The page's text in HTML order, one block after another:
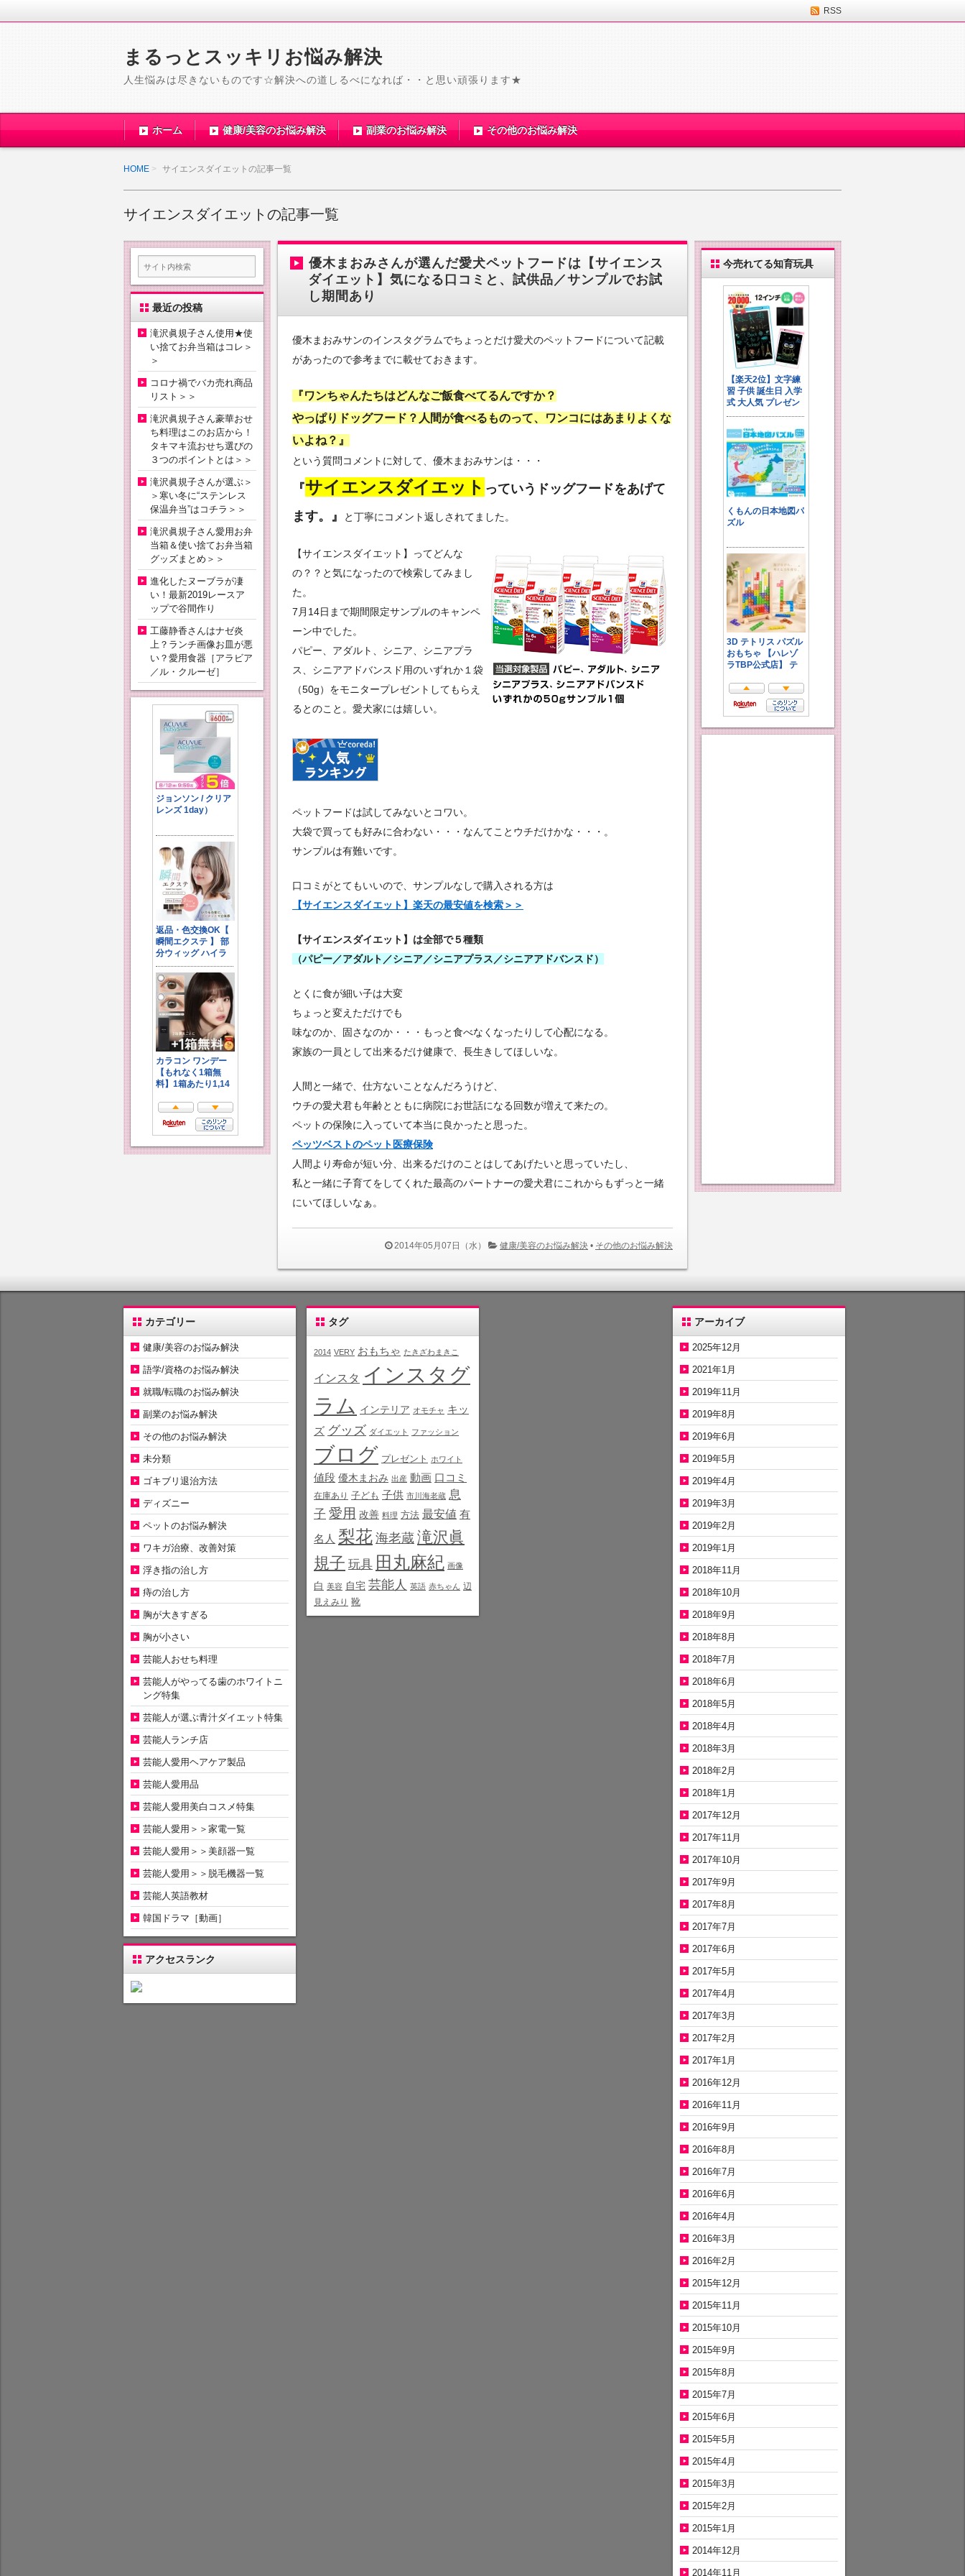
RSS
まるっとスッキリお悩み解決
人生悩みは尽きないものです☆解決への道しるべになれば・・と思い頑張ります★
ホーム 健康/美容のお悩み解決 副業のお悩み解決 その他のお悩み解決
HOME サイエンスダイエットの記事一覧
サイエンスダイエットの記事一覧
優木まおみさんが選んだ愛犬ペットフードは【サイエンス
ダイエット】気になる口コミと、試供品／サンプルでお試
し期間あり
優木まおみサンのインスタグラムでちょっとだけ愛犬のペットフードについて記載
があったので参考までに載せておきます。
『ワンちゃんたちはどんなご飯食べてるんですか？
やっぱりドッグフード？人間が食べるものって、ワンコにはあまりよくな
いよね？』
という質問コメントに対して、優木まおみサンは・・・
『サイエンスダイエット っていうドッグフードをあげて
ます。』
と丁寧にコメント返しされてました。
【サイエンスダイエット】ってどんな
の？？と気になったので検索してみまし
た。
7月14日まで期間限定サンプルのキャンペ
ーン中でした。
パピー、アダルト、シニア、シニアプラ
ス、シニアアドバンスド用のいずれか１袋
（50g）をモニタープレゼントしてもらえ
るとのこと。愛犬家には嬉しい。
ペットフードは試してみないとコワい。
大袋で買っても好みに合わない・・・なんてことウチだけかな・・・。
サンプルは有難いです。
口コミがとてもいいので、サンプルなしで購入される方は
【サイエンスダイエット】楽天の最安値を検索＞＞
【サイエンスダイエット】は全部で５種類
（パピー／アダルト／シニア／シニアプラス／シニアアドバンスド）
とくに食が細い子は大変
ちょっと変えただけでも
味なのか、固さなのか・・・もっと食べなくなったりして心配になる。
家族の一員として出来るだけ健康で、長生きしてほしいな。
人間と一緒で、仕方ないことなんだろうけど、
ウチの愛犬君も年齢とともに病院にお世話になる回数が増えて来たの。
ペットの保険に入っていて本当に良かったと思った。
ペッツベストのペット医療保険
人間より寿命が短い分、出来るだけのことはしてあげたいと思っていたし、
私と一緒に子育てをしてくれた最高のパートナーの愛犬君にこれからもずっと一緒
にいてほしいなぁ。
2014年05月07日（水） 健康/美容のお悩み解決 • その他のお悩み解決
最近の投稿
滝沢眞規子さん使用★使
い捨てお弁当箱はコレ＞
＞
コロナ禍でバカ売れ商品
リスト＞＞
滝沢眞規子さん豪華おせ
ち料理はこのお店から！
タキマキ流おせち選びの
３つのポイントとは＞＞
滝沢眞規子さんが選ぶ＞
＞寒い冬に“ステンレス
保温弁当”はコチラ＞＞
滝沢眞規子さん愛用お弁
当箱＆使い捨てお弁当箱
グッズまとめ＞＞
進化したヌーブラが凄
い！最新2019レースア
ップで谷間作り
工藤静香さんはナゼ炎
上？ランチ画像お皿が悪
い？愛用食器［アラビア
／ル・クルーゼ］
今売れてる知育玩具
カテゴリー
健康/美容のお悩み解決
語学/資格のお悩み解決
就職/転職のお悩み解決
副業のお悩み解決
その他のお悩み解決
未分類
ゴキブリ退治方法
ディズニー
ペットのお悩み解決
ワキガ治療、改善対策
浮き指の治し方
痔の治し方
胸が大きすぎる
胸が小さい
芸能人おせち料理
芸能人がやってる歯のホワイトニ
ング特集
芸能人が選ぶ青汁ダイエット特集
芸能人ランチ店
芸能人愛用ヘアケア製品
芸能人愛用品
芸能人愛用美白コスメ特集
芸能人愛用＞＞家電一覧
芸能人愛用＞＞美顔器一覧
芸能人愛用＞＞脱毛機器一覧
芸能人英語教材
韓国ドラマ［動画］
アクセスランク
タグ
2014 VERY おもちゃ たきざわまきこ
インスタ インスタグ
ラム インテリア オモチャ キッ
ズ グッズ ダイエット ファッション
ブログ プレゼント ホワイト
値段 優木まおみ 出産 動画 口コミ
在庫あり 子ども 子供 市川海老蔵 息
子 愛用 改善 料理 方法 最安値 有
名人 梨花 海老蔵 滝沢眞
規子 玩具 田丸麻紀 画像
白 美容 自宅 芸能人 英語 赤ちゃん 辺
見えみり 靴
アーカイブ
2025年12月
2021年1月
2019年11月
2019年8月
2019年6月
2019年5月
2019年4月
2019年3月
2019年2月
2019年1月
2018年11月
2018年10月
2018年9月
2018年8月
2018年7月
2018年6月
2018年5月
2018年4月
2018年3月
2018年2月
2018年1月
2017年12月
2017年11月
2017年10月
2017年9月
2017年8月
2017年7月
2017年6月
2017年5月
2017年4月
2017年3月
2017年2月
2017年1月
2016年12月
2016年11月
2016年9月
2016年8月
2016年7月
2016年6月
2016年4月
2016年3月
2016年2月
2015年12月
2015年11月
2015年10月
2015年9月
2015年8月
2015年7月
2015年6月
2015年5月
2015年4月
2015年3月
2015年2月
2015年1月
2014年12月
2014年11月